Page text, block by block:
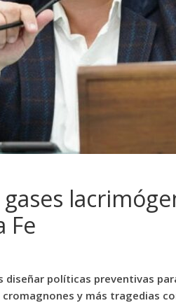
Fe
diseñar políticas preventivas
y más tragedias